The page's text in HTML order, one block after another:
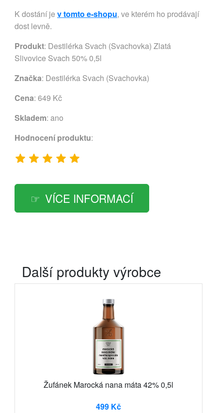
K dostání je v tomto e-shopu, ve kterém ho prodávají
dost levně.
Produkt: Destilérka Svach (Svachovka) Zlatá
Slivovice Svach 50% 0,5l
Značka: Destilérka Svach (Svachovka)
Cena: 649 Kč
Skladem: ano
Hodnocení produktu:
VÍCE INFORMACÍ
Další produkty výrobce
Žufánek Marocká nana máta 42% 0,5l
499 Kč